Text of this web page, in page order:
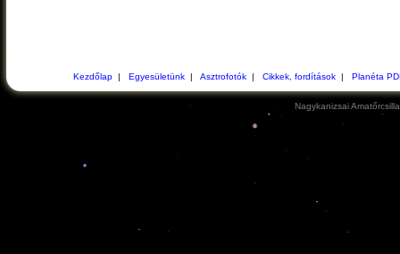
Kezdőlap| Egyesületünk| Asztrofotók| Cikkek, fordítások| Planéta
Nagykanizsai